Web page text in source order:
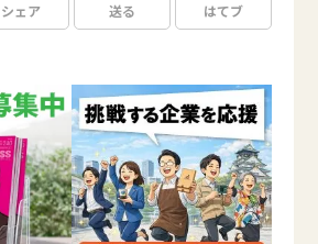
シェア 送る はてブ